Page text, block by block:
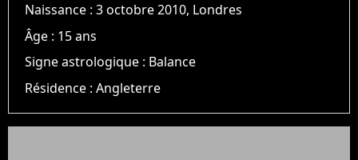
Naissance :3 octobre 2010, Londres
Âge : 15 ans
Signe astrologique : Balance
Résidence :Angleterre